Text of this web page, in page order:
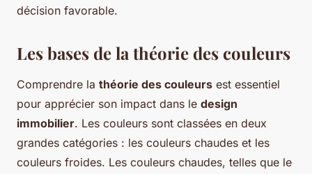
décision favorable.
Les bases de la théorie des couleurs
Comprendre la théorie des couleurs est essentiel
pour apprécier son impact dans le design
immobilier. Les couleurs sont classées en deux
grandes catégories : les couleurs chaudes et les
couleurs froides. Les couleurs chaudes, telles que le